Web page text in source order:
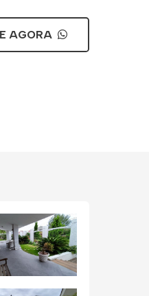
AGORA